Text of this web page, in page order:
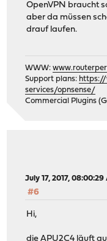
OpenVPN braucht
aber da müssen
drauf laufen.
WWW:
Support plans:
services/opnsense/
Commercial Plugins
July 17, 2017, 08:00:29
#6
Hi,
die APU2C4 läuft